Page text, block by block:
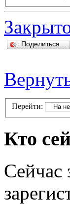
Поделиться…
Перейти:
Кто
Сейчас